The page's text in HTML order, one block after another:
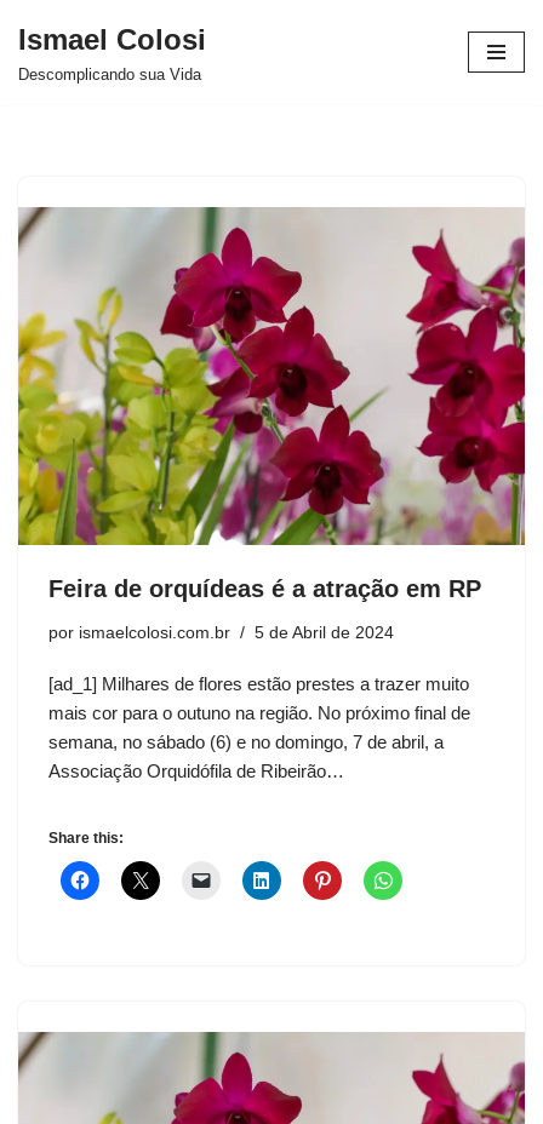
Avançar
Ismael Colosi
Descomplicando sua Vida
Feira de orquídeas é a atração em RP
por ismaelcolosi.com.br 5 de Abril de 2024
[ad_1] Milhares de flores estão prestes a trazer muito
mais cor para o outuno na região. No próximo final de
semana, no sábado (6) e no domingo, 7 de abril, a
Associação Orquidófila de Ribeirão…
Share this: